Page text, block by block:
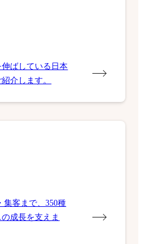
ばしている日本
介します。
集客まで、350種
成長を支えま